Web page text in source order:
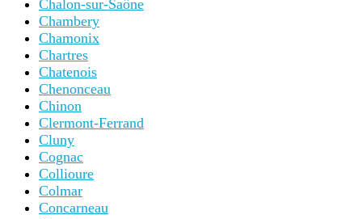
Chalon-sur-Saône
Chambery
Chamonix
Chartres
Chatenois
Chenonceau
Chinon
Clermont-Ferrand
Cluny
Cognac
Collioure
Colmar
Concarneau